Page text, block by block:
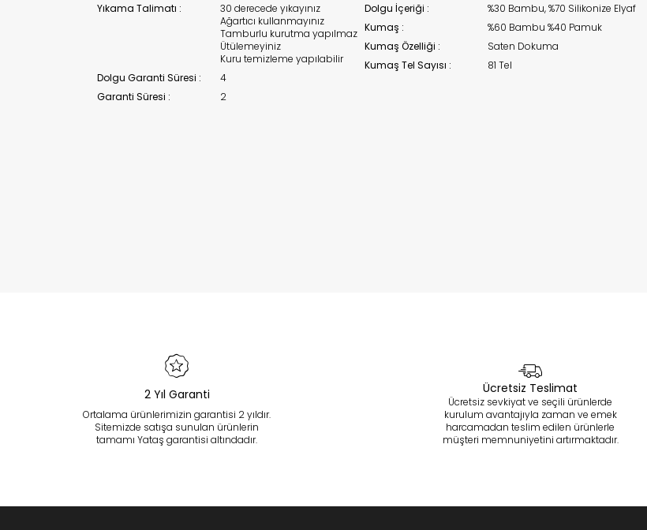
Yıkama Talimatı :
30 derecede yıkayınız
Ağartıcı kullanmayınız
Tamburlu kurutma yapılmaz
Ütülemeyiniz
Kuru temizleme yapılabilir
Dolgu Garanti Süresi :
4
Garanti Süresi :
2
Dolgu İçeriği :
%30 Bambu, %70 Silikonize Elyaf
Kumaş :
%60 Bambu %40 Pamuk
Kumaş Özelliği :
Saten Dokuma
Kumaş Tel Sayısı :
81 Tel
2 Yıl Garanti
Ortalama ürünlerimizin garantisi 2 yıldır.
Sitemizde satışa sunulan ürünlerin
tamamı Yataş garantisi altındadır.
Ücretsiz Teslimat
Ücretsiz sevkiyat ve seçili ürünlerde
kurulum avantajıyla zaman ve emek
harcamadan teslim edilen ürünlerle
müşteri memnuniyetini artırmaktadır.